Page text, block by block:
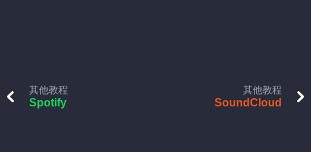
其他教程
Spotify
其他教程
SoundCloud